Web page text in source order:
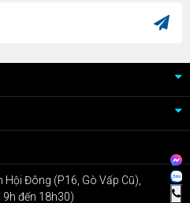
Đông (P16, Gò Vấp Cũ),
9h đến 18h30)